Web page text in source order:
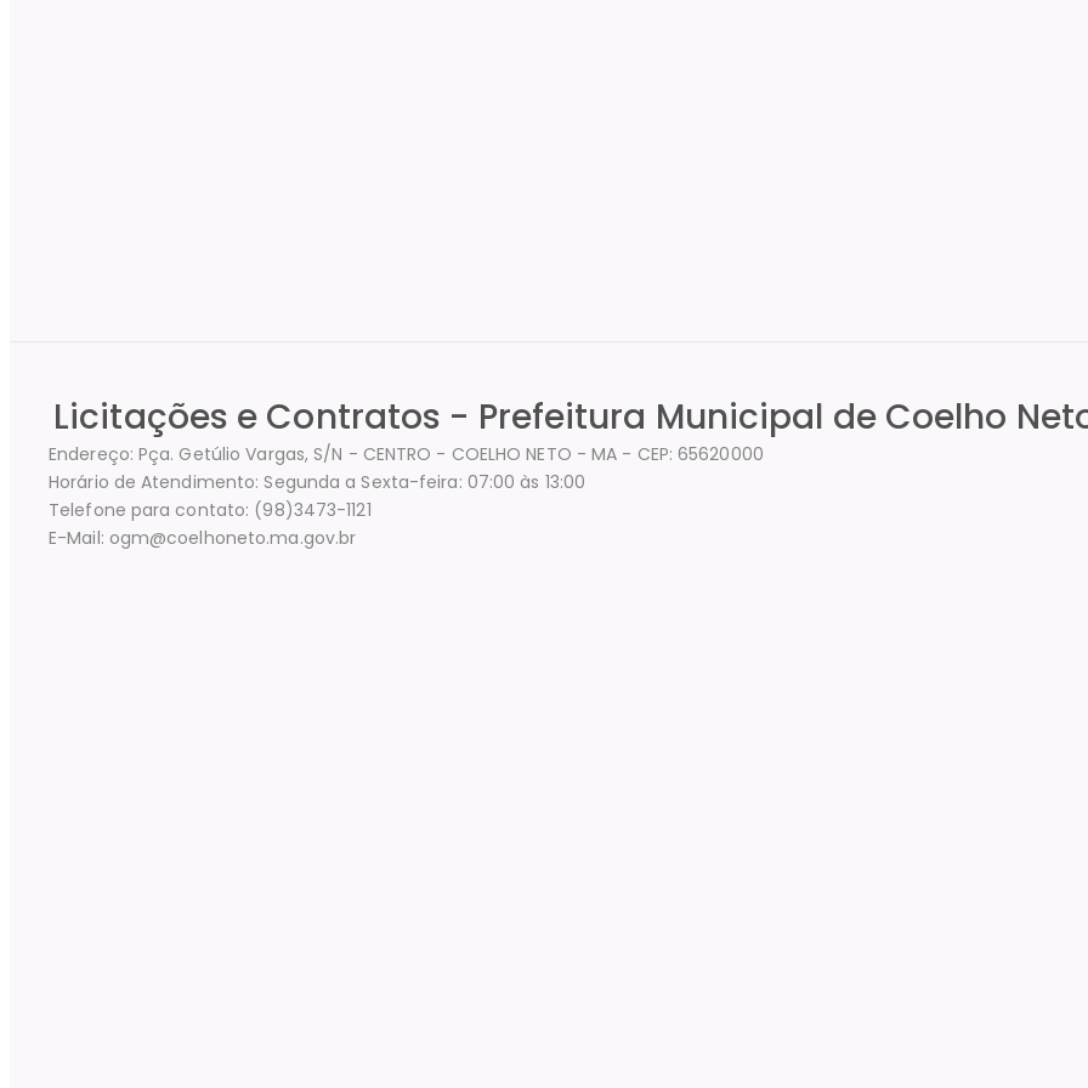
Licitações e Contratos - Prefeitura Municipal de Coelho
Endereço: Pça. Getúlio Vargas, S/N - CENTRO - COELHO NETO - MA - CEP: 65620000
Horário de Atendimento: Segunda a Sexta-feira: 07:00 às 13:00
Telefone para contato: (98)3473-1121
E-Mail: ogm@coelhoneto.ma.gov.br